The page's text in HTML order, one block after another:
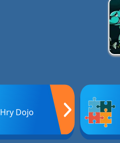
Hry Dojo